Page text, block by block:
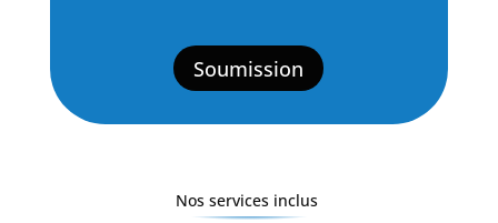
Soumission
Nos services inclus